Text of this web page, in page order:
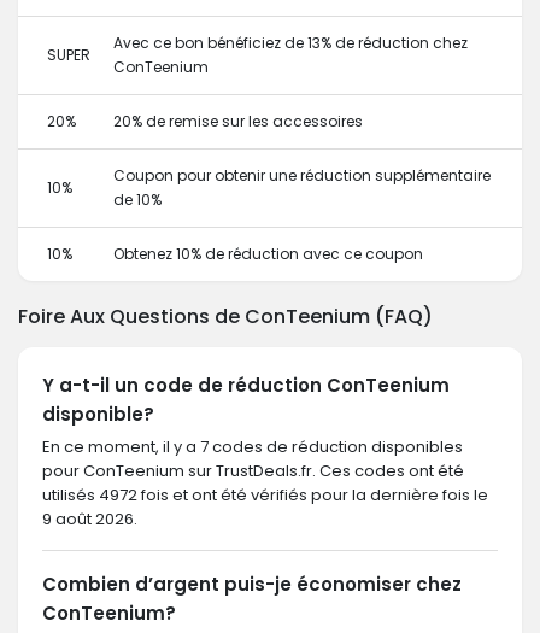
SUPER
Avec ce bon bénéficiez de 13% de réduction chez
ConTeenium
20% 20% de remise sur les accessoires
10%
Coupon pour obtenir une réduction supplémentaire
de 10%
10% Obtenez 10% de réduction avec ce coupon
Foire Aux Questions de ConTeenium (FAQ)
Y a-t-il un code de réduction ConTeenium
disponible?
En ce moment, il y a 7 codes de réduction disponibles
pour ConTeenium sur TrustDeals.fr. Ces codes ont été
utilisés 4972 fois et ont été vérifiés pour la dernière fois le
9 août 2026.
Combien d’argent puis-je économiser chez
ConTeenium?